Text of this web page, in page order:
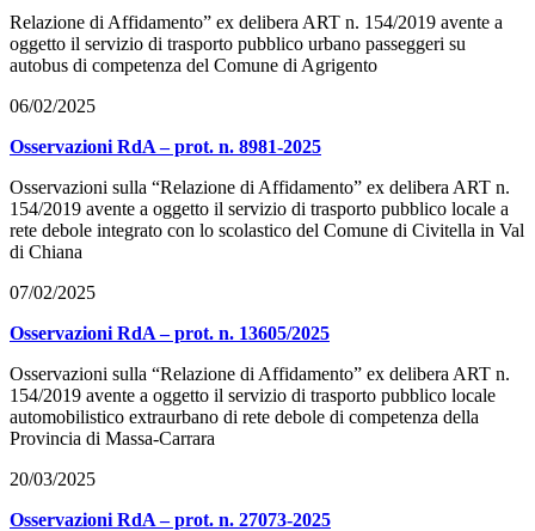
Relazione di Affidamento” ex delibera ART n. 154/2019 avente a
oggetto il servizio di trasporto pubblico urbano passeggeri su
autobus di competenza del Comune di Agrigento
06/02/2025
Osservazioni RdA – prot. n. 8981-2025
Osservazioni sulla “Relazione di Affidamento” ex delibera ART n.
154/2019 avente a oggetto il servizio di trasporto pubblico locale a
rete debole integrato con lo scolastico del Comune di Civitella in Val
di Chiana
07/02/2025
Osservazioni RdA – prot. n. 13605/2025
Osservazioni sulla “Relazione di Affidamento” ex delibera ART n.
154/2019 avente a oggetto il servizio di trasporto pubblico locale
automobilistico extraurbano di rete debole di competenza della
Provincia di Massa-Carrara
20/03/2025
Osservazioni RdA – prot. n. 27073-2025